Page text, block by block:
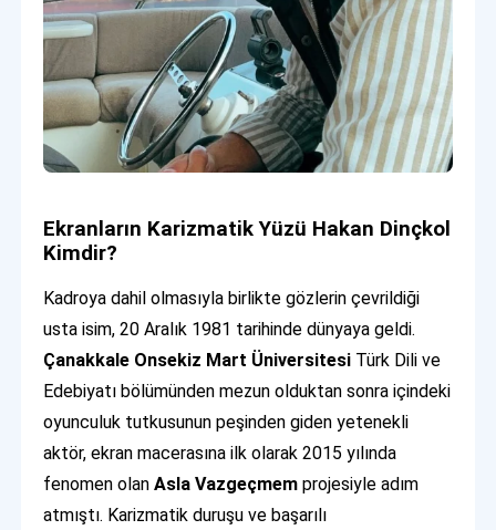
Ekranların Karizmatik Yüzü Hakan Dinçkol
Kimdir?
Kadroya dahil olmasıyla birlikte gözlerin çevrildiği
usta isim, 20 Aralık 1981 tarihinde dünyaya geldi.
Çanakkale Onsekiz Mart Üniversitesi Türk Dili ve
Edebiyatı bölümünden mezun olduktan sonra içindeki
oyunculuk tutkusunun peşinden giden yetenekli
aktör, ekran macerasına ilk olarak 2015 yılında
fenomen olanAsla Vazgeçmem projesiyle adım
atmıştı. Karizmatik duruşu ve başarılı